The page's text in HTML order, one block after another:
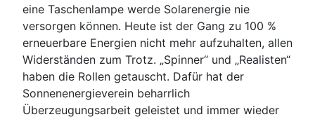
eine Taschenlampe werde Solarenergie nie
versorgen können. Heute ist der Gang zu 100 %
erneuerbare Energien nicht mehr aufzuhalten, allen
Widerständen zum Trotz. „Spinner“ und „Realisten“
haben die Rollen getauscht. Dafür hat der
Sonnenenergieverein beharrlich
Überzeugungsarbeit geleistet und immer wieder